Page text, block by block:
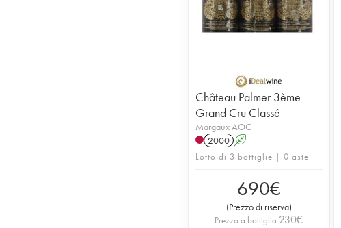
Château Palmer 3ème
Grand Cru Classé
Margaux AOC
2000 A
Lotto di 3 bottiglie | 0 aste
690€
(Prezzo di riserva)
Prezzo a bottiglia 230€